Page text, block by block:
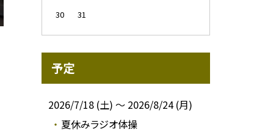
30
31
予定
2026/7/18 (土) ～ 2026/8/24 (月)
夏休みラジオ体操